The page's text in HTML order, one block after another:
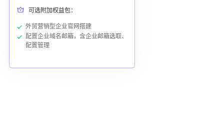
可选附加权益包：
外贸营销型企业官网搭建
配置企业域名邮箱，含企业邮箱选取、
配置管理